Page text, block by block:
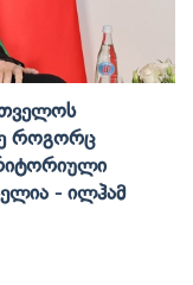
Როგორც
- Ილჰამ